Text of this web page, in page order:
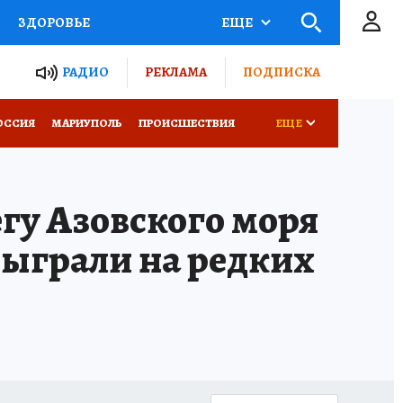
ЗДОРОВЬЕ
РОССИИ
ЕЩЕ
РАДИО РЕКЛАМА ПОДПИСКА
МАРИУПОЛЬ ПРОИСШЕСТВИЯ ЕЩЕ
Азовского моря
на редких